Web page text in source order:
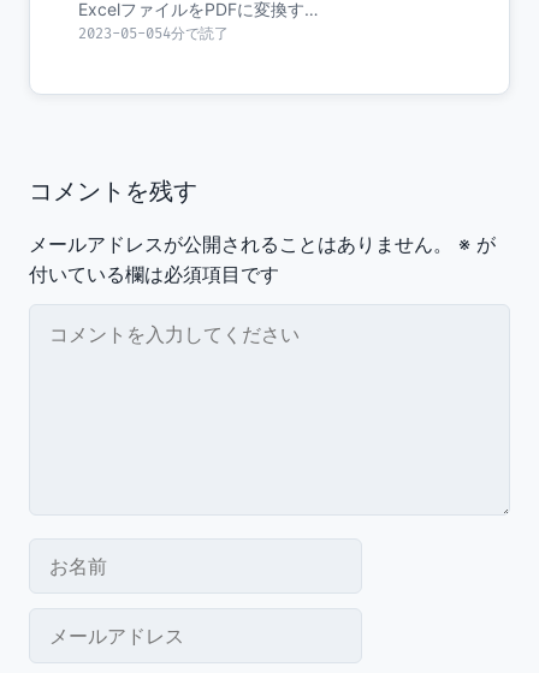
ExcelファイルをPDFに変換す…
2023-05-054分で読了
コメントを残す
メールアドレスが公開されることはありません。 ※ が
付いている欄は必須項目です